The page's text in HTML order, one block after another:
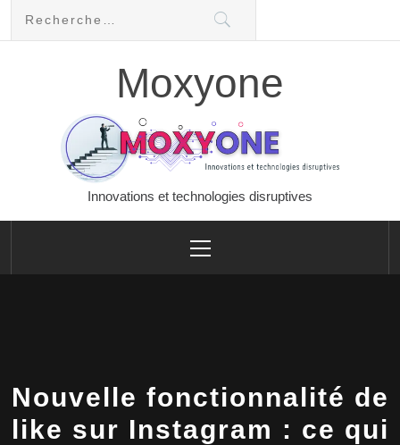
Moxyone
Innovations et technologies disruptives
Menu
Nouvelle fonctionnalité de
like sur Instagram : ce qui